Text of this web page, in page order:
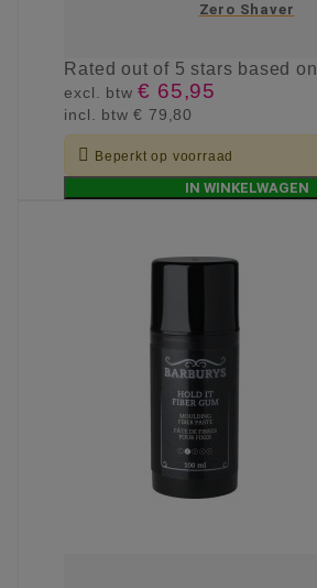
Zero Shaver
Ratedout of 5 stars based on
excl. btw€ 65,95
incl. btw€ 79,80
 Beperkt op voorraad
IN WINKELWAGEN